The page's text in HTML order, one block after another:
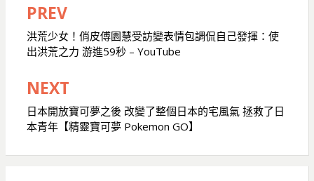
文
章
導
覽
PREV
洪荒少女！俏皮傅園慧受訪變表情包調侃自己發揮：使
出洪荒之力 游進59秒 – YouTube
NEXT
日本開放寶可夢之後 改變了整個日本的宅風氣 拯救了日
本青年【精靈寶可夢 Pokemon GO】